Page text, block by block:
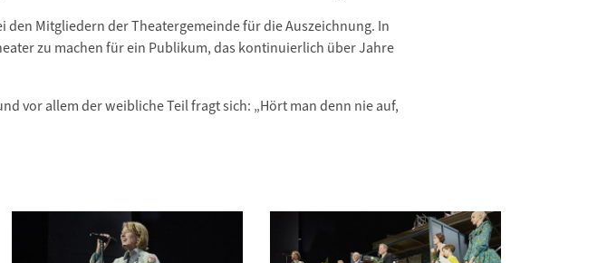
Mitgliedern der Theatergemeinde für die Auszeichnung. In
zu machen für ein Publikum, das kontinuierlich über Jahre
vor allem der weibliche Teil fragt sich: „Hört man denn nie auf,